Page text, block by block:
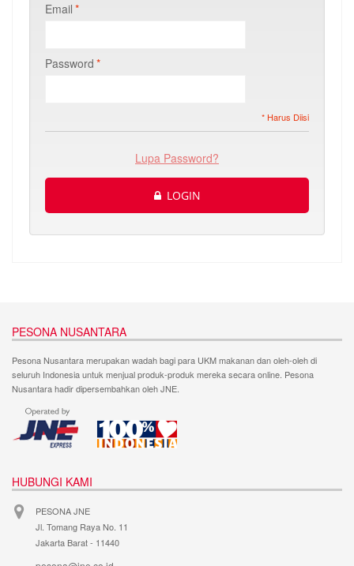
*
Email
*
Password
* Harus Diisi
Lupa Password?
LOGIN
PESONA NUSANTARA
Pesona Nusantara merupakan wadah bagi para UKM makanan dan oleh-oleh di
seluruh Indonesia untuk menjual produk-produk mereka secara online. Pesona
Nusantara hadir dipersembahkan oleh JNE.
HUBUNGI KAMI
PESONA JNE
Jl. Tomang Raya No. 11
Jakarta Barat - 11440